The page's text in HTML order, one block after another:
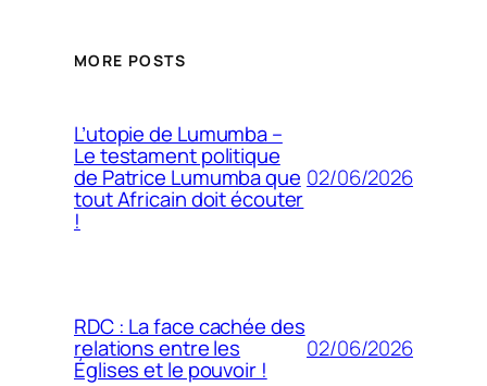
MORE POSTS
L’utopie de Lumumba –
Le testament politique
de Patrice Lumumba que
tout Africain doit écouter
!
02/06/2026
RDC : La face cachée des
relations entre les
Églises et le pouvoir !
02/06/2026